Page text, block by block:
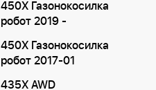
450X Газонокосилка
робот 2019 -
450X Газонокосилка
робот 2017-01
435X AWD